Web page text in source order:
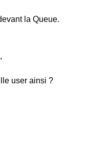
la Queue.
user ainsi ?